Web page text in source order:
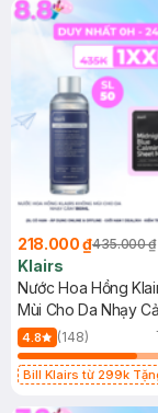
218.000 ₫435.000 ₫
Klairs
Nước Hoa Hồng
Mùi Cho Da Nhạy
4.8 (148)
Bill Klairs từ 299k
25ml (SL Có Hạn)